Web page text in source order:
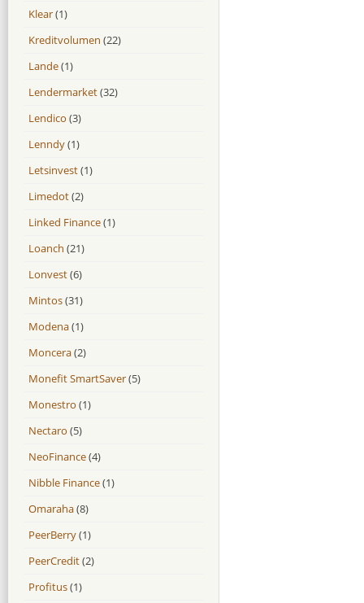
Klear(1)
Kreditvolumen (22)
Lande(1)
Lendermarket(32)
Lendico (3)
Lenndy(1)
Letsinvest(1)
Limedot(2)
Linked Finance(1)
Loanch (21)
Lonvest(6)
Mintos(31)
Modena(1)
Moncera(2)
Monefit SmartSaver(5)
Monestro (1)
Nectaro (5)
NeoFinance(4)
Nibble Finance(1)
Omaraha(8)
PeerBerry(1)
PeerCredit(2)
Profitus(1)